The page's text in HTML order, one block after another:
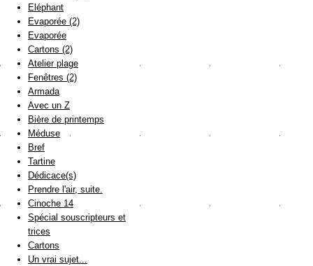
Eléphant
Evaporée (2)
Evaporée
Cartons (2)
Atelier plage
Fenêtres (2)
Armada
Avec un Z
Bière de printemps
Méduse
Bref
Tartine
Dédicace(s)
Prendre l'air, suite.
Cinoche 14
Spécial souscripteurs et
trices
Cartons
Un vrai sujet...